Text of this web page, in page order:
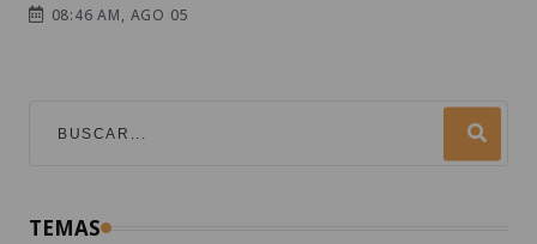
08:46 AM, AGO 05
TEMAS